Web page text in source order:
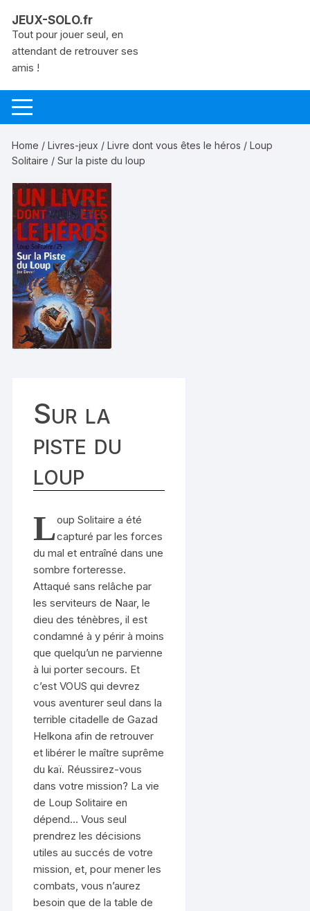
contenu
JEUX-SOLO.fr
Tout pour jouer seul, en
attendant de retrouver ses
amis !
Home /Livres-jeux /Livre dont vous êtes le héros /Loup
Solitaire / Sur la piste du loup
Sur la
piste du
loup
Loup Solitaire a été
capturé par les forces
du mal et entraîné dans une
sombre forteresse.
Attaqué sans relâche par
les serviteurs de Naar, le
dieu des ténèbres, il est
condamné à y périr à moins
que quelqu’un ne parvienne
à lui porter secours. Et
c’est VOUS qui devrez
vous aventurer seul dans la
terrible citadelle de Gazad
Helkona afin de retrouver
et libérer le maître suprême
du kaï. Réussirez-vous
dans votre mission? La vie
de Loup Solitaire en
dépend… Vous seul
prendrez les décisions
utiles au succés de votre
mission, et, pour mener les
combats, vous n’aurez
besoin que de la table de